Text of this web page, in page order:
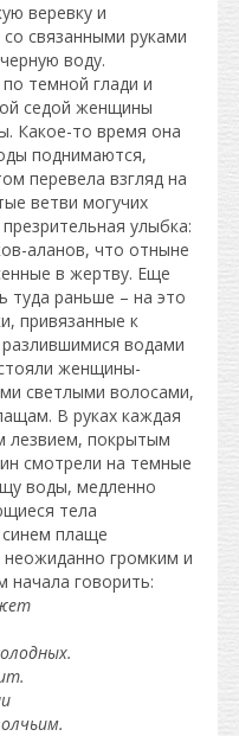
веревку и
связанными руками
воду.
темной глади и
седой женщины
Какое-то время она
поднимаются,
перевела взгляд на
ветви могучих
улыбка:
аланов, что отныне
в жертву. Еще
туда раньше – на это
привязанные к
водами
женщины-
светлыми волосами,
В руках каждая
лезвием, покрытым
смотрели на темные
воды, медленно
тела
синем плаще
неожиданно громким и
начала говорить: